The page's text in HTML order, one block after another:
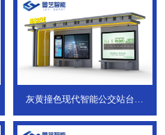
灰黄撞色现代智能公交站台，